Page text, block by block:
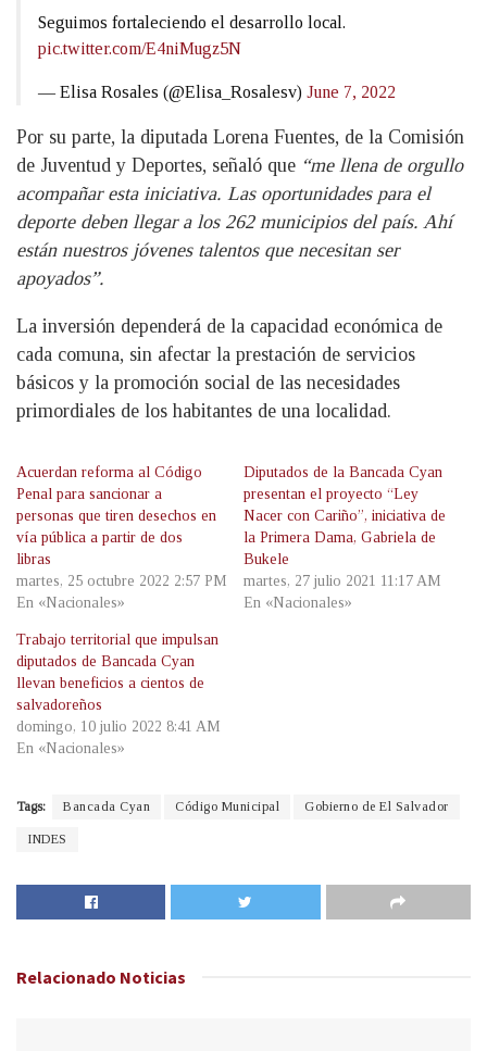
Seguimos fortaleciendo el desarrollo local.
pic.twitter.com/E4niMugz5N
— Elisa Rosales (@Elisa_Rosalesv) June 7, 2022
Por su parte, la diputada Lorena Fuentes, de la Comisión
de Juventud y Deportes, señaló que “me llena de orgullo
acompañar esta iniciativa. Las oportunidades para el
deporte deben llegar a los 262 municipios del país. Ahí
están nuestros jóvenes talentos que necesitan ser
apoyados”.
La inversión dependerá de la capacidad económica de
cada comuna, sin afectar la prestación de servicios
básicos y la promoción social de las necesidades
primordiales de los habitantes de una localidad.
Acuerdan reforma al Código
Penal para sancionar a
personas que tiren desechos en
vía pública a partir de dos
libras
martes, 25 octubre 2022 2:57 PM
En «Nacionales»
Diputados de la Bancada Cyan
presentan el proyecto “Ley
Nacer con Cariño”, iniciativa de
la Primera Dama, Gabriela de
Bukele
martes, 27 julio 2021 11:17 AM
En «Nacionales»
Trabajo territorial que impulsan
diputados de Bancada Cyan
llevan beneficios a cientos de
salvadoreños
domingo, 10 julio 2022 8:41 AM
En «Nacionales»
Tags: Bancada Cyan Código Municipal Gobierno de El Salvador
INDES
Relacionado Noticias